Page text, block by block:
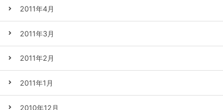
2011年4月
2011年3月
2011年2月
2011年1月
2010年12月